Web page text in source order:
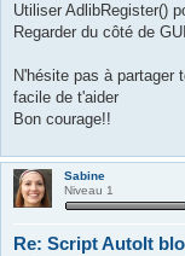
Utiliser AdlibRegister()
Regarder du côté de
N'hésite pas à partager
facile de t'aider
Bon courage!!
Sabine
Niveau 1
Re: Script AutoIt